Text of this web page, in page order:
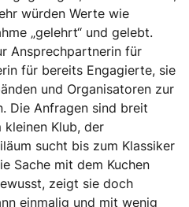
würden Werte wie
„gelehrt“ und gelebt.
Ansprechpartnerin für
für bereits Engagierte, sie
und Organisatoren zur
Die Anfragen sind breit
Klub, der
sucht bis zum Klassiker
Sache mit dem Kuchen
zeigt sie doch
einmalig und mit wenig